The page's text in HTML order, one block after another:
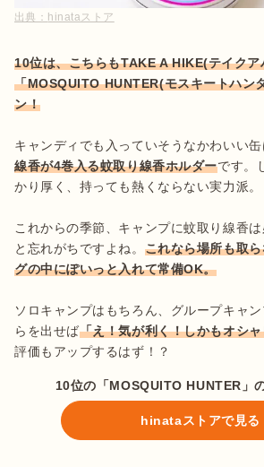
出典： hinataストア
10位は、こちらもTAKE A HIKE(テイクア
「MOSQUITO HUNTER(モスキートハン
ン！
キャンディでも入っていそうなかわいい缶
線香が4巻入る蚊取り線香ホルダーです。
かり厚く、持っても熱くならない実力派。
これからの季節、キャンプに蚊取り線香
と忘れがちですよね。 これなら場所も取
グの中にぽいっと入れて常備OK。
ソロキャンプはもちろん、グループキャ
らを出せば「え！気が利く！しかもオシ
評価もアップするはず！？
10位の「MOSQUITO HUNTER」
hinataストアで見る